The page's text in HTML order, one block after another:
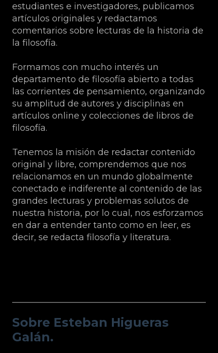
estudiantes e investigadores, publicamos
artículos originales y redactamos
comentarios sobre lecturas de la historia de
la filosofía.
Formamos con mucho interés un
departamento de filosofía abierto a todas
las corrientes de pensamiento, organizando
su amplitud de autores y disciplinas en
artículos online y colecciones de libros de
filosofía.
Tenemos la misión de redactar contenido
original y libre, comprendemos que nos
relacionamos en un mundo globalmente
conectado e indiferente al contenido de las
grandes lecturas y problemas solutos de
nuestra historia, por lo cual, nos esforzamos
en dar a entender tanto como en leer, es
decir, se redacta filosofía y literatura.
Sobre Esteban Higueras
Galán.